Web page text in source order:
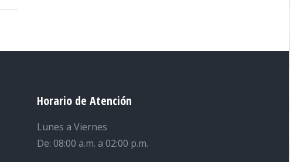
Horario de Atención
Lunes a Viernes
De: 08:00 a.m. a 02:00 p.m.